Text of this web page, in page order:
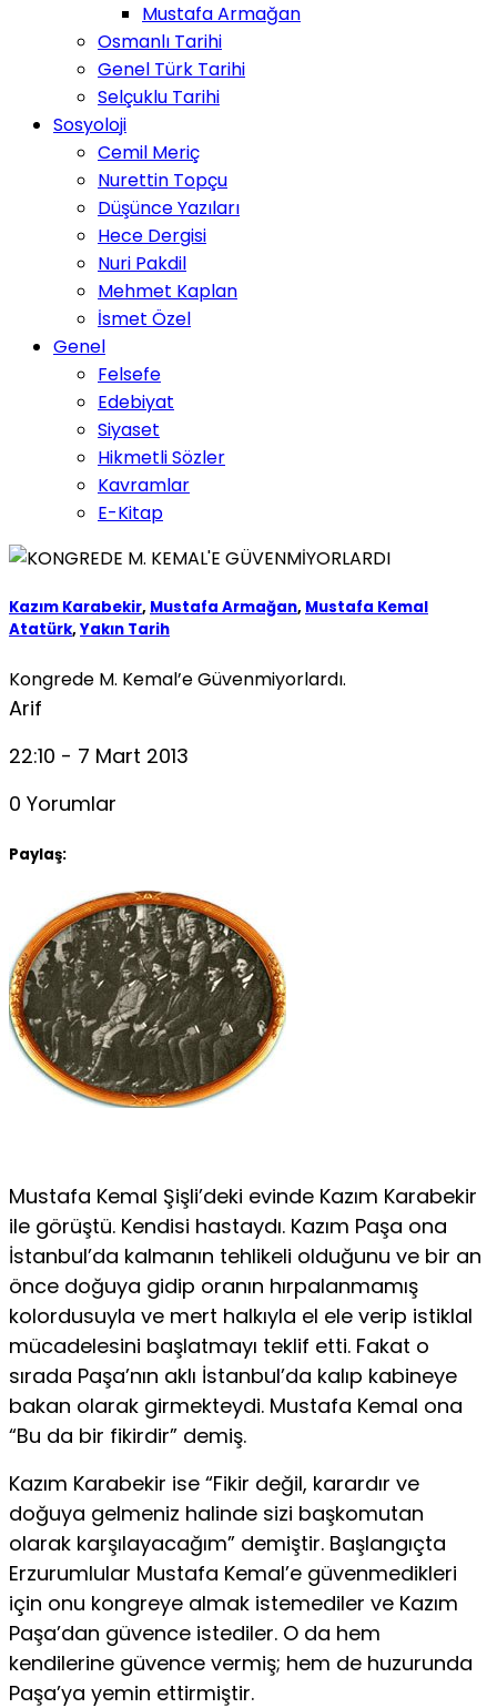
Mustafa Armağan
Osmanlı Tarihi
Genel Türk Tarihi
Selçuklu Tarihi
Sosyoloji
Cemil Meriç
Nurettin Topçu
Düşünce Yazıları
Hece Dergisi
Nuri Pakdil
Mehmet Kaplan
İsmet Özel
Genel
Felsefe
Edebiyat
Siyaset
Hikmetli Sözler
Kavramlar
E-Kitap
Kazım Karabekir, Mustafa Armağan, Mustafa Kemal
Atatürk,Yakın Tarih
Kongrede M. Kemal’e Güvenmiyorlardı.
Arif
22:10 - 7 Mart 2013
0 Yorumlar
Paylaş:
Mustafa Kemal Şişli’deki evinde Kazım Karabekir
ile görüştü. Kendisi hastaydı. Kazım Paşa ona
İstanbul’da kalmanın tehlikeli olduğunu ve bir an
önce doğuya gidip oranın hırpalanmamış
kolordusuyla ve mert halkıyla el ele verip istiklal
mücadelesini başlatmayı teklif etti. Fakat o
sırada Paşa’nın aklı İstanbul’da kalıp kabineye
bakan olarak girmekteydi. Mustafa Kemal ona
“Bu da bir fikirdir” demiş.
Kazım Karabekir ise “Fikir değil, karardır ve
doğuya gelmeniz halinde sizi başkomutan
olarak karşılayacağım” demiştir. Başlangıçta
Erzurumlular Mustafa Kemal’e güvenmedikleri
için onu kongreye almak istemediler ve Kazım
Paşa’dan güvence istediler. O da hem
kendilerine güvence vermiş; hem de huzurunda
Paşa’ya yemin ettirmiştir.